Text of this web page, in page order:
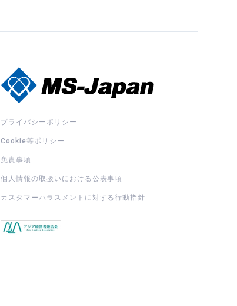
プライバシーポリシー
Cookie等ポリシー
免責事項
個人情報の取扱いにおける公表事項
カスタマーハラスメントに対する行動指針